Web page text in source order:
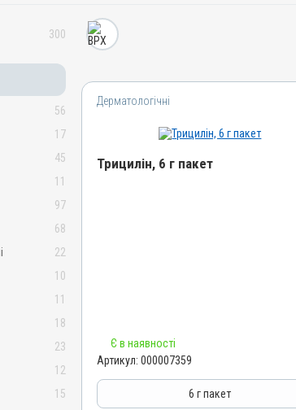
300
56
17
45
11
97
68
22
10
11
18
23
12
15
Дерматологічні
Трицилін, 6 г пакет
АВ-01269-01-10
Дерматологічні, Антимікробні
Є в наявності
Артикул: 000007359
6 г пакет